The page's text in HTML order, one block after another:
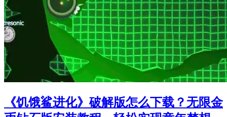
《饥饿鲨进化》破解版怎么下载？无限金